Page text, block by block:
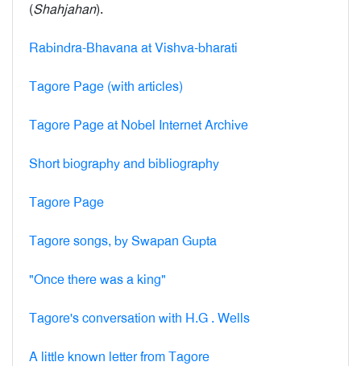
(Shahjahan).
Rabindra-Bhavana at Vishva-bharati
Tagore Page (with articles)
Tagore Page at Nobel Internet Archive
Short biography and bibliography
Tagore Page
Tagore songs, by Swapan Gupta
"Once there was a king"
Tagore's conversation with H.G . Wells
A little known letter from Tagore